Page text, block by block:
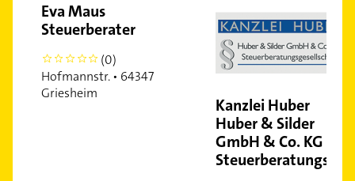
Eva Maus
Steuerberater
0
(0)
Hofmannstr. • 64347
Griesheim
Kanzlei Huber
Huber & Silder
GmbH & Co. KG